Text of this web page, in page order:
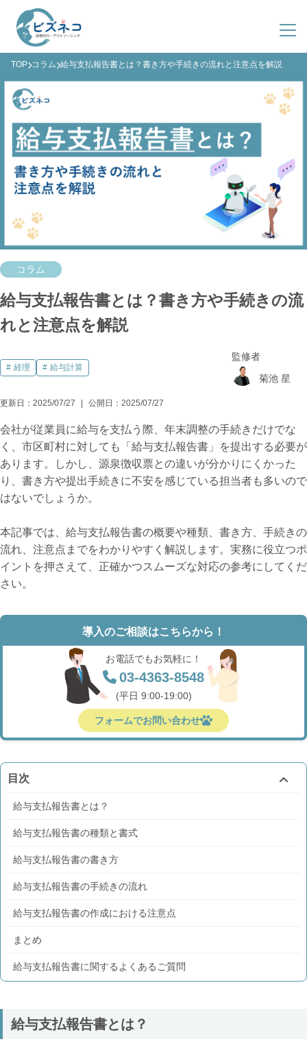
サービス紹介
ビズネコとは？
サービス一覧
導入までの流れ
導入事例
料金プラン
会社概要
(平日 9:00-19:00)
TOP コラム 給与支払報告書とは？書き方や手続きの流れと注意点を解説
コラム
給与支払報告書とは？書き方や手続きの流
れと注意点を解説
経理 給与計算
監修者
菊池 星
更新日： 2025/07/27 公開日： 2025/07/27
会社が従業員に給与を支払う際、年末調整の手続きだけでな
く、市区町村に対しても「給与支払報告書」を提出する必要が
あります。しかし、源泉徴収票との違いが分かりにくかった
り、書き方や提出手続きに不安を感じている担当者も多いので
はないでしょうか。
本記事では、給与支払報告書の概要や種類、書き方、手続きの
流れ、注意点までをわかりやすく解説します。実務に役立つポ
イントを押さえて、正確かつスムーズな対応の参考にしてくだ
さい。
導入のご相談はこちらから！
お電話でもお気軽に！
03-4363-8548
(平日 9:00-19:00)
フォームでお問い合わせ
目次
給与支払報告書とは？
給与支払報告書の種類と書式
給与支払報告書の書き方
給与支払報告書の手続きの流れ
給与支払報告書の作成における注意点
まとめ
給与支払報告書に関するよくあるご質問
給与支払報告書とは？